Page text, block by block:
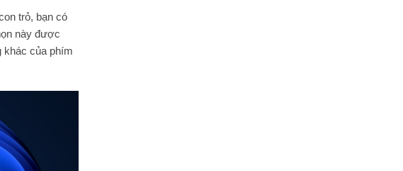
trỏ, bạn có
này được
khác của phím